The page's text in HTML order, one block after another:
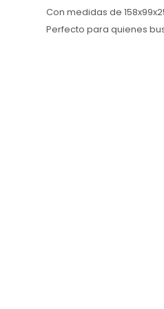
Con medidas de
Perfecto para quienes